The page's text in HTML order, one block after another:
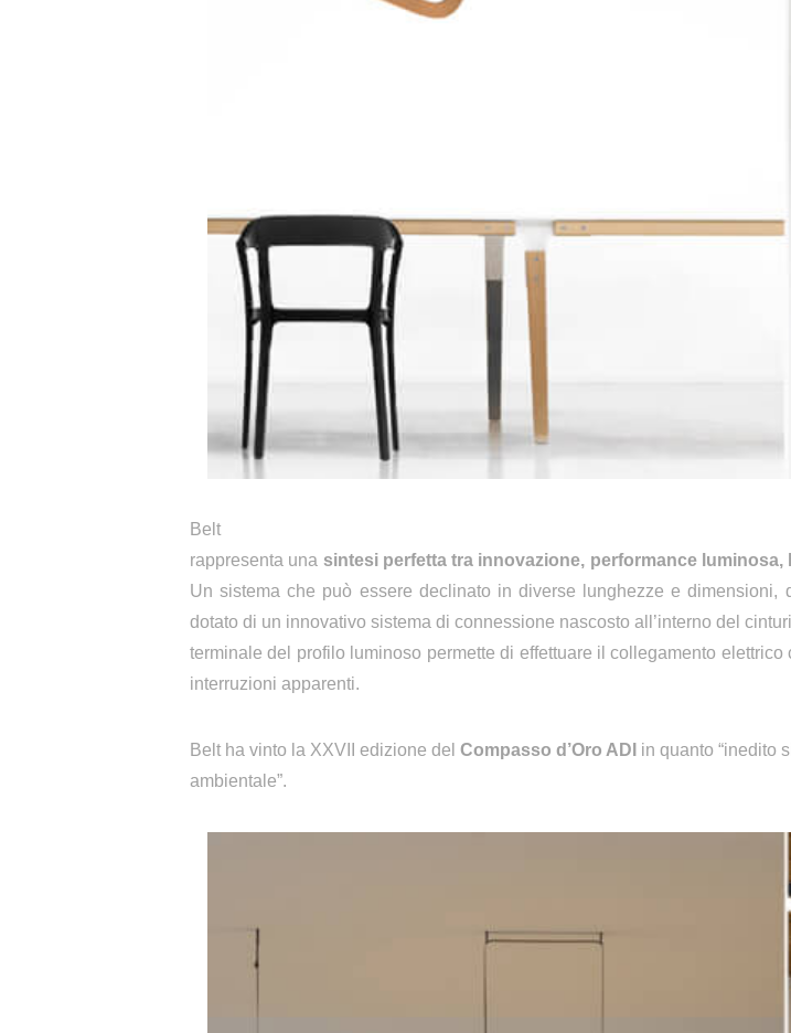
Belt
rappresenta una sintesi perfetta tra innovazione, performance
Unsistema che può essere declinato in diverse lunghezze e
dotato di un innovativo sistema di connessione nascosto all’interno del
terminale del profilo luminoso permette di effettuare il collegamento
interruzioni apparenti.
Belt ha vinto la XXVII edizione del Compasso d’Oro ADI in quanto “inedito
ambientale”.